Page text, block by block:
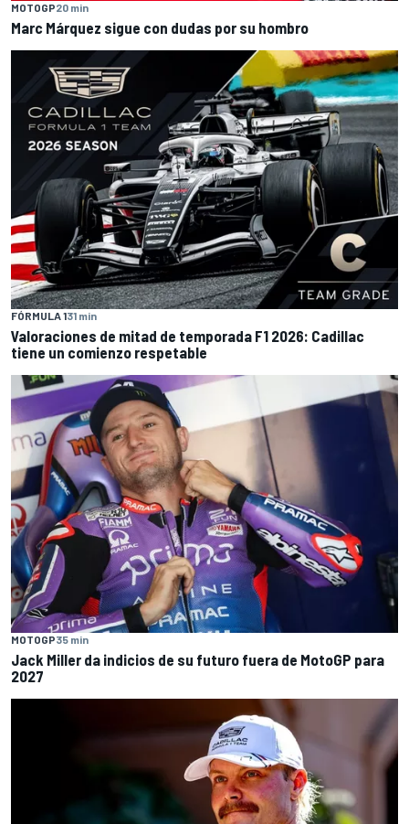
MOTOGP20 min
Marc Márquez sigue con dudas por su hombro
FÓRMULA 131 min
Valoraciones de mitad de temporada F1 2026: Cadillac
tiene un comienzo respetable
MOTOGP35 min
Jack Miller da indicios de su futuro fuera de MotoGP para
2027